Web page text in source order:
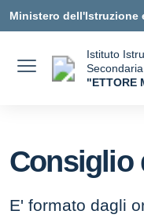
Ministero dell'Istruzione
Istituto
"ETTORE
Consiglio
E' formato dagli